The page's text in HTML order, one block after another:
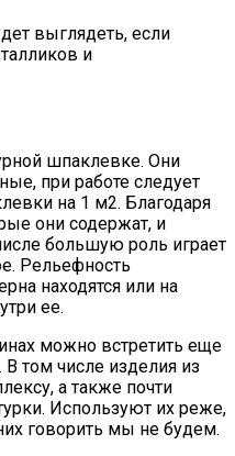
выглядеть, если
и
шпаклевке. Они
при работе следует
на 1 м2. Благодаря
они содержат, и
большую роль играет
Рельефность
находятся или на
ее.
можно встретить еще
том числе изделия из
а также почти
Используют их реже,
говорить мы не будем.